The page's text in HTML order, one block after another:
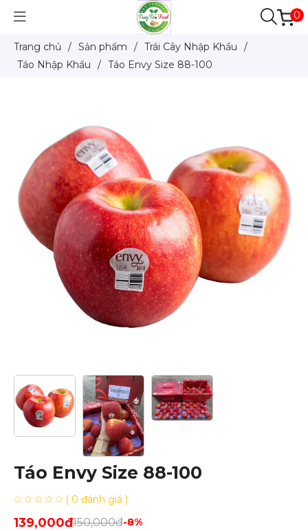
0
Trang chủ / Sản phẩm / Trái Cây Nhập Khẩu
/
Táo Nhập Khẩu
/ Táo Envy Size 88-100
Táo Envy Size 88-100
( 0 đánh giá )
139,000đ150,000đ-8%